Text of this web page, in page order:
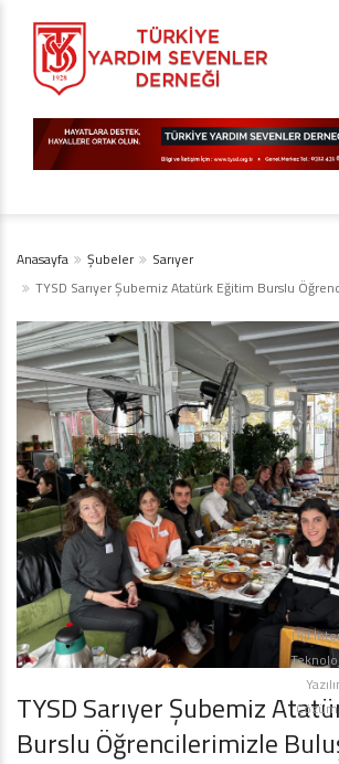
Anasayfa Şubeler
Sarıyer
TYSD Sarıyer Şubemiz Atatürk Eğitim Burslu
TYSD Sarıyer Şubemiz
Burslu Öğrencilerimizle
Diji